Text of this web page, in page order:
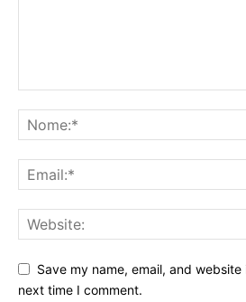
Save my name, email, and
next time I comment.